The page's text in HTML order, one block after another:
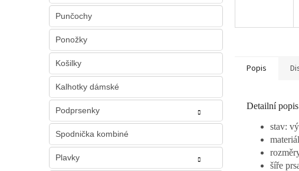
Punčochy
Ponožky
Košilky
Kalhotky dámské
Podprsenky
Spodnička kombiné
Plavky
Popis
Detailní
stav:
šíře